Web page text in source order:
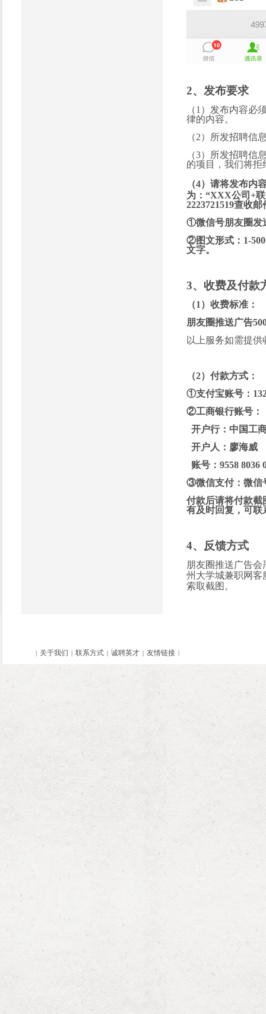
2、 发布要求
（1）发布内容必
律的内容。
（2）所发招聘信
（3）所发招聘信
的项目，我们将
（4）请将发布内
为：“XXX公司+
2223721519查收
①微信号朋友圈发
②图文形式：1-
文字。
3、 收费及付款
（1） 收费标准：
朋友圈推送广告
以上服务如需提
（2）付款方式：
①支付宝账号：
②工商银行账号：
开户行：中国工
开户人：廖海威
账号：9558 8036
③微信支付： 微信
付款后请将付款截
有及时回复，可联
4、 反馈方式
朋友圈推送广告会
州大学城兼职网客
索取截图 。
| 关于我们 | 联系方式 | 诚聘英才 | 友情链接 |